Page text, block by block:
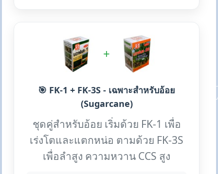
+
🎯 FK-1 + FK-3S - เฉพาะสำหรับอ้อย
(Sugarcane)
ชุดคู่สำหรับอ้อย เริ่มด้วย FK-1 เพื่อ
เร่งโตและแตกหน่อ ตามด้วย FK-3S
เพื่อลำสูง ความหวาน CCS สูง